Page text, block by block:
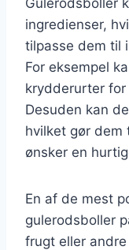
ingredienser,
tilpasse dem til
For eksempel
krydderurter
Desuden kan
hvilket gør
ønsker en
En af de mest
gulerodsboller
frugt eller